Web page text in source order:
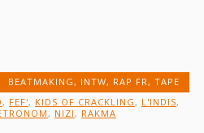
BEATMAKING, INTW, RAP FR,TAPE
, FEF', KIDS OF CRACKLING , L'INDIS,
, NIZI , RAKMA